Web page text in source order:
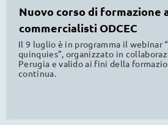
Nuovo corso di formazione
commercialisti ODCEC
Il 9 luglio è in programma il webinar
quinquies”, organizzato in
Perugia e valido ai fini della
continua.